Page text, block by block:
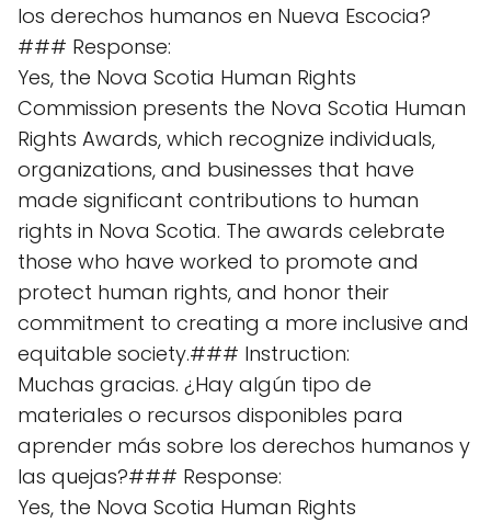
los derechos humanos en Nueva Escocia?
### Response:
Yes, the Nova Scotia Human Rights
Commission presents the Nova Scotia Human
Rights Awards, which recognize individuals,
organizations, and businesses that have
made significant contributions to human
rights in Nova Scotia. The awards celebrate
those who have worked to promote and
protect human rights, and honor their
commitment to creating a more inclusive and
equitable society.### Instruction:
Muchas gracias. ¿Hay algún tipo de
materiales o recursos disponibles para
aprender más sobre los derechos humanos y
las quejas?### Response:
Yes, the Nova Scotia Human Rights